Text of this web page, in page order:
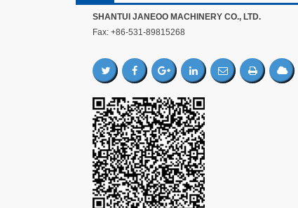
SHANTUI JANEOO MACHINERY CO., LTD.
Fax: +86-531-89815268